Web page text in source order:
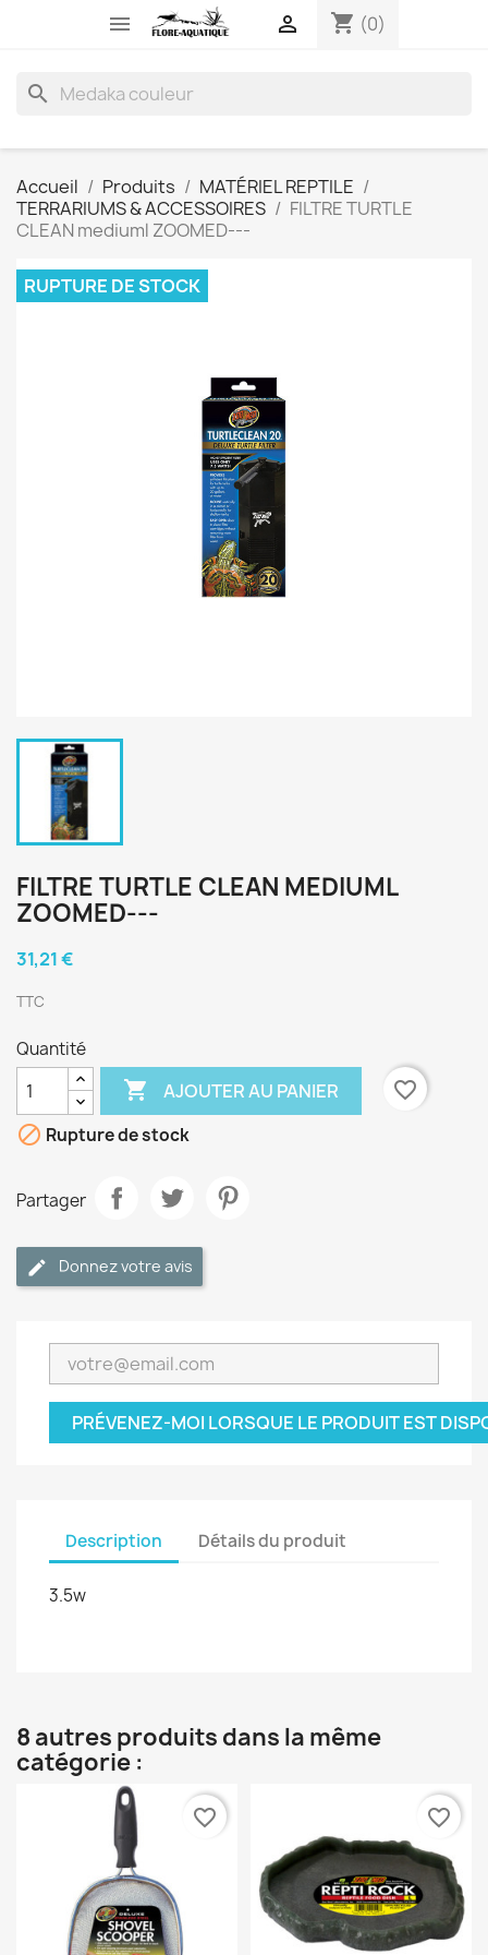
 shopping_cart (0)

search
Accueil Produits
MATÉRIEL REPTILE
TERRARIUMS & ACCESSOIRES
FILTRE TURTLE
CLEAN mediuml ZOOMED---
RUPTURE DE STOCK
FILTRE TURTLE CLEAN MEDIUML
ZOOMED---
31,21 €
TTC
Quantité
 AJOUTER AU PANIER
favorite_border
 Rupture de stock
Partager
Donnez votre avis
PRÉVENEZ-MOI LORSQUE LE PRODUIT EST
Description Détails du produit
3.5w
8 autres produits dans la même
catégorie :
favorite_border favorite_border